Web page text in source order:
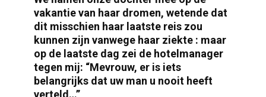
vakantie van haar dromen, wetende dat
dit misschien haar laatste reis zou
kunnen zijn vanwege haar ziekte : maar
op de laatste dag zei de hotelmanager
tegen mij: “Mevrouw, er is iets
belangrijks dat uw man u nooit heeft
verteld…”